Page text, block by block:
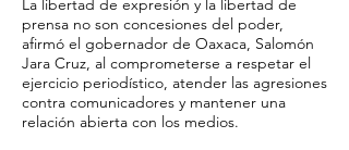
La libertad de expresión y la libertad de
prensa no son concesiones del poder,
afirmó el gobernador de Oaxaca, Salomón
Jara Cruz, al comprometerse a respetar el
ejercicio periodístico, atender las agresiones
contra comunicadores y mantener una
relación abierta con los medios.